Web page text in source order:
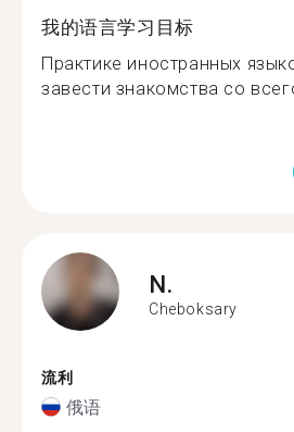
我的语言学习目标
Практике иностранных
завести знакомства со
N.
Cheboksary
流利
俄语